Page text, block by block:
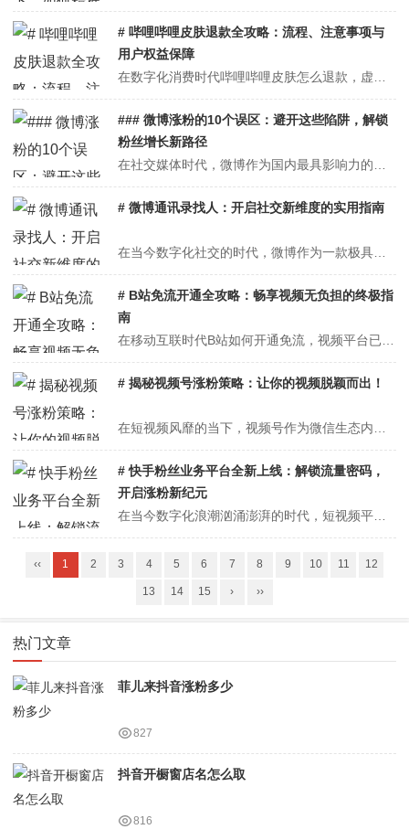
# 哔哩哔哩皮肤退款全攻略：流程、注意事项与
用户权益保障
### 微博涨粉的10个误区：避开这些陷阱，解锁
粉丝增长新路径
# 微博通讯录找人：开启社交新维度的实用指南
# B站免流开通全攻略：畅享视频无负担的终极指
南
# 揭秘视频号涨粉策略：让你的视频脱颖而出！
# 快手粉丝业务平台全新上线：解锁流量密码，
开启涨粉新纪元
‹‹ 1 2 3 4 5 6 7 8 9 10 11 12
13 14 15 › ››
热门文章
菲儿来抖音涨粉多少
827
抖音开橱窗店名怎么取
816